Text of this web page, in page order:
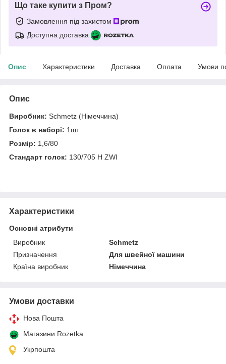
Що таке купити з Пром?
Замовлення під захистом
Доступна доставка
Опис Характеристики Доставка Оплата Умови
Опис
Виробник: Schmetz (Німеччина)
Голок в наборі: 1шт
Розмір: 1,6/80
Стандарт голок: 130/705 H ZWI
Характеристики
Основні атрибути
Виробник
Schmetz
Призначення
Для швейної машини
Країна виробник
Німеччина
Умови доставки
Нова Пошта
Магазини Rozetka
Укрпошта